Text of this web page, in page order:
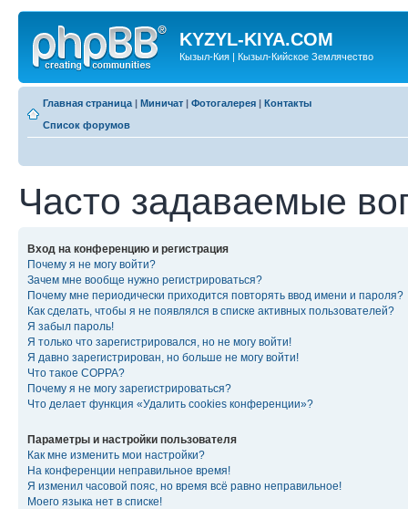
KYZYL-KIYA.COM
Кызыл-Кия | Кызыл-Кийское Землячество
Главная страница | Миничат | Фотогалерея | Контакты
Список форумов
Часто задаваемые
Вход на конференцию и регистрация
Почему я не могу войти?
Зачем мне вообще нужно регистрироваться?
Почему мне периодически приходится повторять ввод имени и пароля?
Как сделать, чтобы я не появлялся в списке активных пользователей?
Я забыл пароль!
Я только что зарегистрировался, но не могу войти!
Я давно зарегистрирован, но больше не могу войти!
Что такое COPPA?
Почему я не могу зарегистрироваться?
Что делает функция «Удалить cookies конференции»?
Параметры и настройки пользователя
Как мне изменить мои настройки?
На конференции неправильное время!
Я изменил часовой пояс, но время всё равно неправильное!
Моего языка нет в списке!